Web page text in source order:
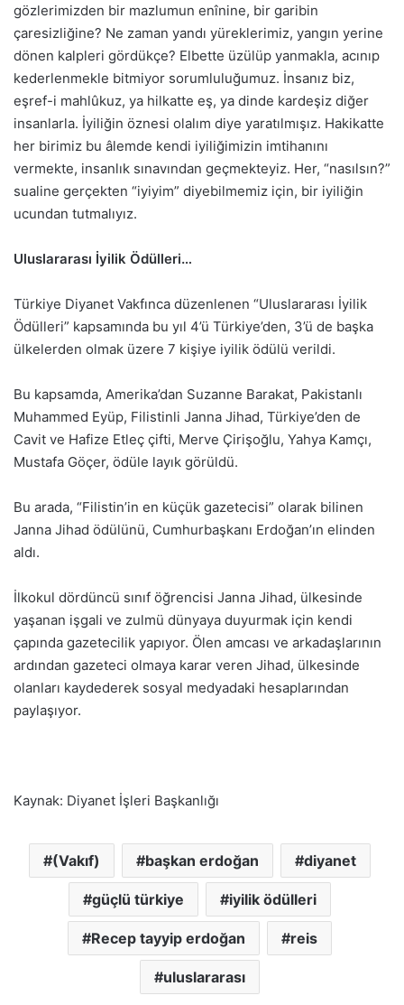
gözlerimizden bir mazlumun enînine, bir garibin
çaresizliğine? Ne zaman yandı yüreklerimiz, yangın yerine
dö­nen kalpleri gördükçe? Elbette üzülüp yanmakla, acınıp
kederlenmek­le bitmiyor sorumluluğumuz. İnsanız biz,
eşref-i mahlûkuz, ya hilkatte eş, ya dinde kardeşiz diğer
insanlarla. İyiliğin öznesi olalım diye yaratılmışız. Hakikatte
her birimiz bu âlemde kendi iyiliğimizin imtihanını
vermekte, insanlık sınavından geçmek­teyiz. Her, “nasılsın?”
sualine gerçekten “iyiyim” diyebilmemiz için, bir iyiliğin
ucundan tutmalıyız.
Uluslararası İyilik Ödülleri…
Türkiye Diyanet Vakfınca düzenlenen “Uluslararası İyilik
Ödülleri” kapsamında bu yıl 4’ü Türkiye’den, 3’ü de başka
ülkelerden olmak üzere 7 kişiye iyilik ödülü verildi.
Bu kapsamda, Amerika’dan Suzanne Barakat, Pakistanlı
Muhammed Eyüp, Filistinli Janna Jihad, Türkiye’den de
Cavit ve Hafize Etleç çifti, Merve Çirişoğlu, Yahya Kamçı,
Mustafa Göçer, ödüle layık görüldü.
Bu arada, “Filistin’in en küçük gazetecisi” olarak bilinen
Janna Jihad ödülünü, Cumhurbaşkanı Erdoğan’ın elinden
aldı.
İlkokul dördüncü sınıf öğrencisi Janna Jihad, ülkesinde
yaşanan işgali ve zulmü dünyaya duyurmak için kendi
çapında gazetecilik yapıyor. Ölen amcası ve arkadaşlarının
ardından gazeteci olmaya karar veren Jihad, ülkesinde
olanları kaydederek sosyal medyadaki hesaplarından
paylaşıyor.
Kaynak: Diyanet İşleri Başkanlığı
(Vakıf) başkan erdoğan diyanet
güçlü türkiye iyilik ödülleri
Recep tayyip erdoğan reis
uluslararası